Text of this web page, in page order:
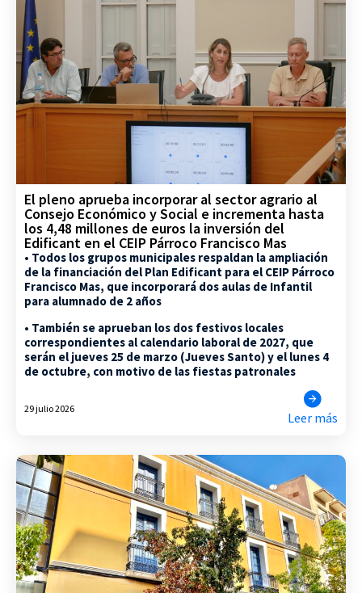
El pleno aprueba incorporar al sector agrario al
Consejo Económico y Social e incrementa hasta
los 4,48 millones de euros la inversión del
Edificant en el CEIP Párroco Francisco Mas
• Todos los grupos municipales respaldan la ampliación
de la financiación del Plan Edificant para el CEIP Párroco
Francisco Mas, que incorporará dos aulas de Infantil
para alumnado de 2 años
• También se aprueban los dos festivos locales
correspondientes al calendario laboral de 2027, que
serán el jueves 25 de marzo (Jueves Santo) y el lunes 4
de octubre, con motivo de las fiestas patronales
29 julio 2026
Leer más